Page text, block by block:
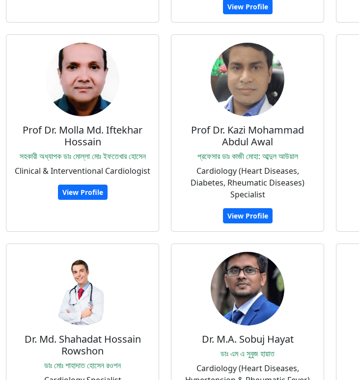
View Profile
Prof Dr. Molla Md. Iftekhar
Hossain
সহকারী অধ্যাপক ডাঃ মোল্লা মোঃ ইফতেখার হোসেন
Clinical & Interventional Cardiologist
View Profile
Prof Dr. Kazi Mohammad
Abdul Awal
প্রফেসার ডাঃ কাজী মোহা: আব্দুল আউয়াল
Cardiology (Heart Diseases,
Diabetes, Rheumatic Diseases)
Specialist
View Profile
Dr. Md. Shahadat Hossain
Rowshon
ডাঃ মোঃ শাহাদাত হোসেন রওশন
Dr. M.A. Sobuj Hayat
ডাঃ এম এ সুবুজ হায়াত
Cardiology (Heart Diseases,